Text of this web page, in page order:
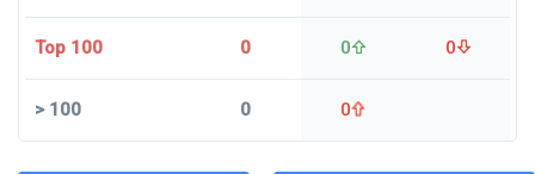
Top 100 0 0 0
>100 0 0